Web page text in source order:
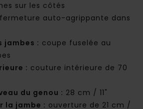
sur les côtés
auto-agrippante dans
jambes : coupe fuselée au
: couture intérieure de 70
du genou : 28 cm / 11"
la jambe : ouverture de 21 cm /